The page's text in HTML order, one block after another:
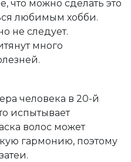
что можно сделать это
любимым хобби.
не следует.
много
человека в 20-й
испытывает
волос может
гармонию, поэтому